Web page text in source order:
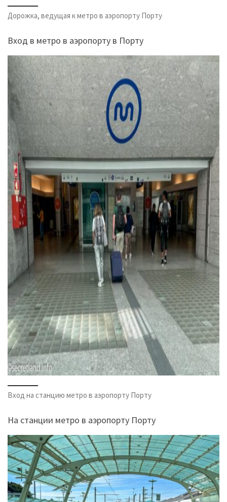
Дорожка, ведущая к метро в аэропорту Порту
Вход в метро в аэропорту в Порту
Вход на станцию метро в аэропорту Порту
На станции метро в аэропорту Порту